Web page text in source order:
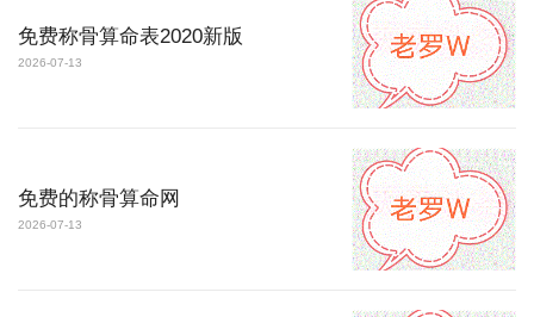
免费称骨算命表2020新版
2026-07-13
免费的称骨算命网
2026-07-13